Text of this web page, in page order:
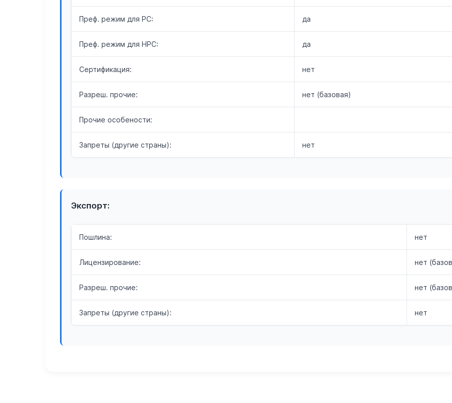
Преф. режим для РС: да
Преф. режим для НРС: да
Сертификация: нет
Разреш. прочие: нет (базовая)
Прочие особености:
Запреты (другие страны): нет
Экспорт:
Пошлина: нет
Лицензирование: нет
Разреш. прочие: нет
Запреты (другие страны): нет